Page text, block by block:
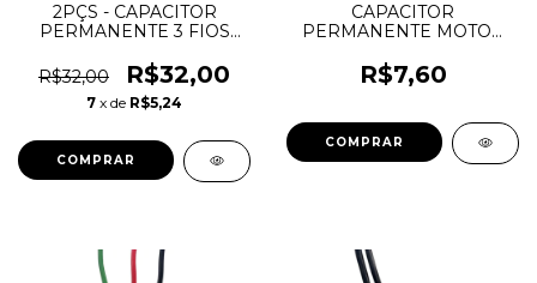
2PÇS - CAPACITOR
PERMANENTE 3 FIOS
VENTILADOR
R$32,00 R$32,00
7 x de R$5,24
CAPACITOR
PERMANENTE MOTOR
VENTILADOR
R$7,60